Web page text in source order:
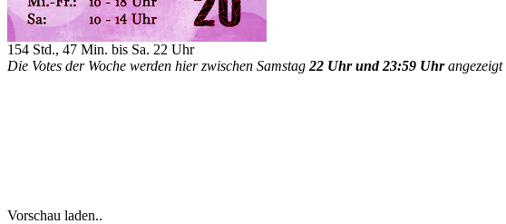
154 Std., 47 Min. bis Sa. 22 Uhr
Die Votes der Woche werden hier zwischen Samstag 22 Uhr und 23:59 Uhrangezeigt
Vorschau laden..